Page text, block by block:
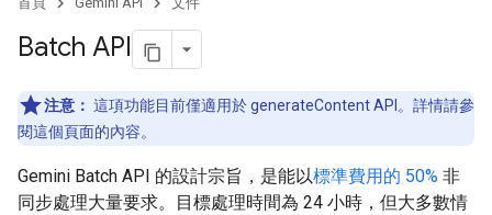
Batch API
注意： 這項功能目前僅適用於 generateContent API。詳情請參
閱這個頁面的內容。
Gemini Batch API 的設計宗旨，是能以標準費用的 50% 非
同步處理大量要求。目標處理時間為 24 小時，但大多數情